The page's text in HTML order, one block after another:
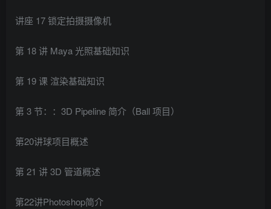
讲座 17 锁定拍摄摄像机
第 18 讲 Maya 光照基础知识
第 19 课 渲染基础知识
第 3 节：：3D Pipeline 简介（Ball 项目）
第20讲球项目概述
第 21 讲 3D 管道概述
第22讲Photoshop简介